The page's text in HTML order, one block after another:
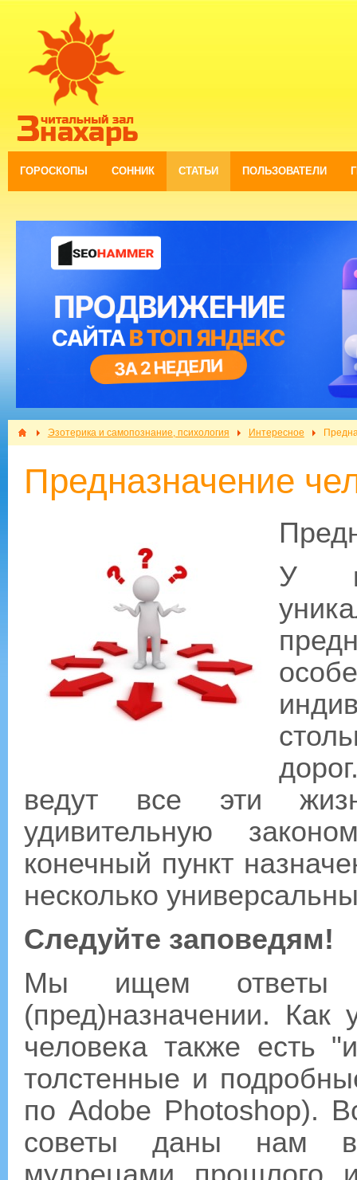
ГОРОСКОПЫ СОННИК СТАТЬИ ПОЛЬЗОВАТЕЛИ
Эзотерика и самопознание, психология Интересное
Предназначение
У
ведут все эти
удивительную
конечный пункт
несколько
Следуйте заповедям!
Мы ищем ответы
(пред)назначении. Как
человека также есть
толстенные и
по Adobe Photoshop).
советы даны нам